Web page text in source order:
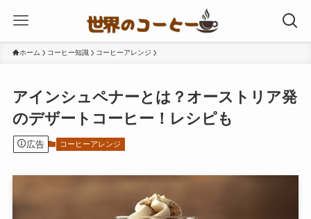
ホーム コーヒー知識 コーヒーアレンジ
アインシュペナーとは？オーストリア発
のデザートコーヒー！レシピも
広告 コーヒーアレンジ